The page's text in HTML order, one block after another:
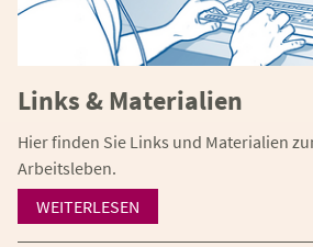
Links & Materialien
Hier finden Sie Links und Materialien
Arbeitsleben.
WEITERLESEN